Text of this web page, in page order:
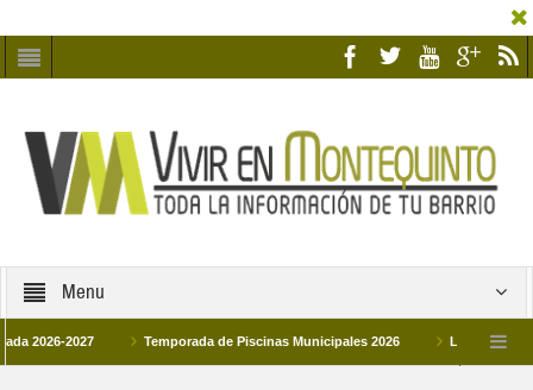
Menu
2027 Temporada de Piscinas Municipales 2026 Los Campus de